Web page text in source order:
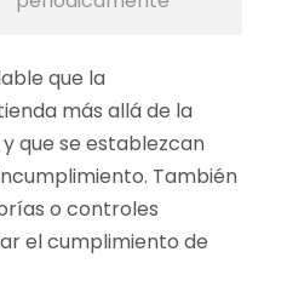
que la
más allá de la
que se establezcan
También
o controles
el cumplimiento de